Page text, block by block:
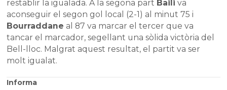
restablir la igualada. A la segona part Baili va
aconseguir el segon gol local (2-1) al minut 75 i
Bourraddane al 87 va marcar el tercer que va
tancar el marcador, segellant una sòlida victòria del
Bell-lloc. Malgrat aquest resultat, el partit va ser
molt igualat.
Informa